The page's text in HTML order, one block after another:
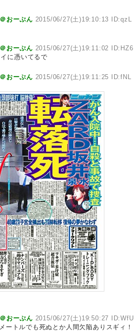
おーぷん 2015/06/27(土)19:10:13 ID:qzL
おーぷん 2015/06/27(土)19:11:02 ID:HZ6
に憑いてるで
おーぷん 2015/06/27(土)19:11:25 ID:fNL
おーぷん 2015/06/27(土)19:50:27 ID:WfU
ートルでも死ぬとか人間欠陥ありスギィ！